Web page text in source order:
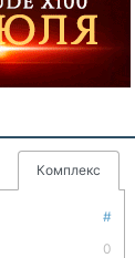
Комплекс
#
0